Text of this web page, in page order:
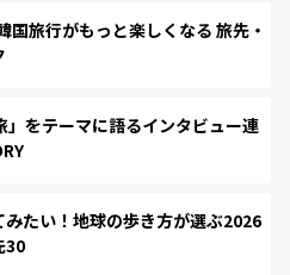
旅行がもっと楽しくなる 旅先・
」をテーマに語るインタビュー連
たい！地球の歩き方が選ぶ2026
30